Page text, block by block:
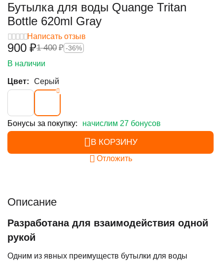
Бутылка для воды Quange Tritan
Bottle 620ml Gray
Написать отзыв
‍900‍ ₽1 400 ₽ -36%
В наличии
Цвет: Серый
Бонусы за покупку: начислим 27 бонусов
В КОРЗИНУ
Отложить
Описание
Разработана для взаимодействия одной
рукой
Одним из явных преимуществ бутылки для воды